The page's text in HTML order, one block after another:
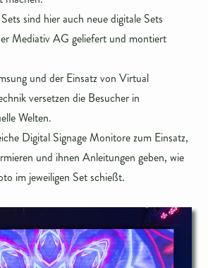
sind hier auch neue digitale Sets
Mediativ AG geliefert und montiert
und der Einsatz von Virtual
versetzen die Besucher in
Welten.
Digital Signage Monitore zum Einsatz,
und ihnen Anleitungen geben, wie
im jeweiligen Set schießt.